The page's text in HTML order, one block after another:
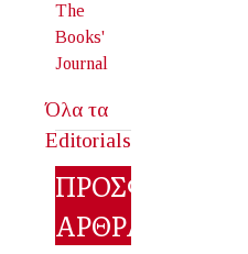
The
Books'
Journal
Όλα τα
Editorials
ΠΡΟΣΦΑΤΑ
ΑΡΘΡΑ